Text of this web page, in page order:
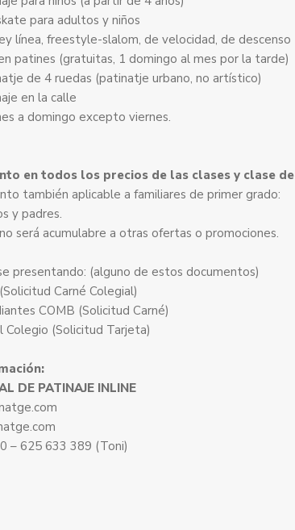
para adultos y niños
línea, freestyle-slalom, de velocidad, de descenso
patines (gratuitas, 1 domingo al mes por la tarde)
de 4 ruedas (patinatje urbano, no artístico)
en la calle
a domingo excepto viernes.
en todos los precios de las clases y clase de
también aplicable a familiares de primer grado:
y padres.
será acumulabre a otras ofertas o promociones.
presentando: (alguno de estos documentos)
Carné Colegial)
COMB (Solicitud Carné)
Colegio (Solicitud Tarjeta)
DE PATINAJE INLINE
– 625 633 389 (Toni)